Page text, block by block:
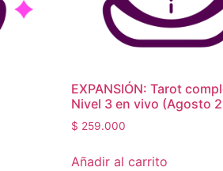
EXPANSIÓN: Tarot
Nivel 3 en vivo (Agosto
$ 259.000
Añadir al carrito